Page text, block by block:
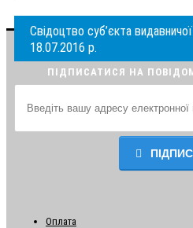
Свідоцтво суб’єкта
18.07.2016 р.
ПІДПИСАТИСЯ НА
Оплата